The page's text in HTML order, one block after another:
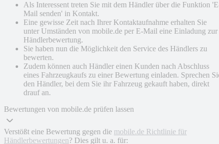
Als Interessent treten Sie mit dem Händler über die Funktion
Mail senden' in Kontakt.
Eine gewisse Zeit nach Ihrer Kontaktaufnahme erhalten Sie
unter Umständen von mobile.de per E-Mail eine Einladung zur
Händlerbewertung.
Sie haben nun die Möglichkeit den Service des Händlers zu
bewerten.
Zudem können auch Händler einen Kunden nach Abschluss
eines Fahrzeugkaufs zu einer Bewertung einladen. Sprechen
den Händler, bei dem Sie ihr Fahrzeug gekauft haben, direkt
drauf an.
Bewertungen von mobile.de prüfen lassen
Verstößt eine Bewertung gegen die mobile.de Richtlinie für
Händlerbewertungen? Dies gilt u. a. für: